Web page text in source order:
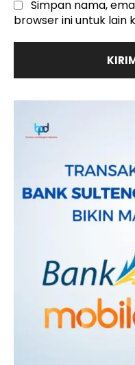
Simpan nama,
browser ini untuk lain